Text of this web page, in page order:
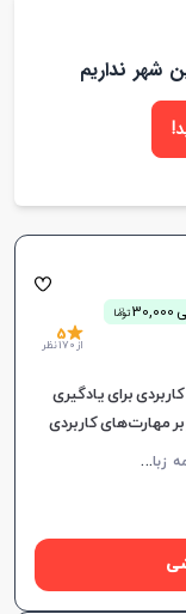
نداریم
توما
ن
5
از 170 نظر
برای یادگیری
مهارت‌های کاربردی
ز
بان انگلیسی آمریکایی، مکالمه زبان انگلیسی، زبان انگلیسی عمومی، گرامر زبان انگلیسی